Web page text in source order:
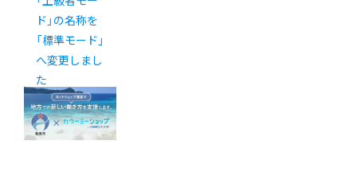
ド」の名称を
「標準モード」
へ変更しまし
た